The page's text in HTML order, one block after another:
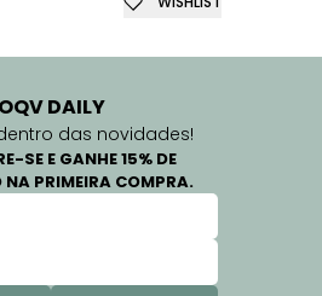
OQV DAILY
das novidades!
SE E GANHE 15% DE
NA PRIMEIRA COMPRA.